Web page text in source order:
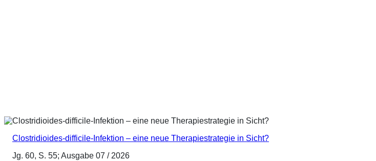
Clostridioides-difficile-Infektion – eine neue Therapiestrategie in Sicht?
Jg. 60, S. 55; Ausgabe 07 / 2026